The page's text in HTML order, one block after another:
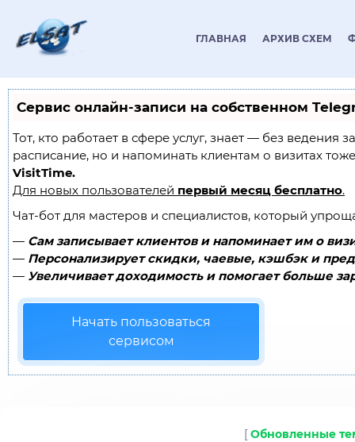
ГЛАВНАЯ АРХИВ СХЕМ
Сервис онлайн-записи на собственном
Тот, кто работает в сфере услуг, знает — без ведения
расписание, но и напоминать клиентам о визитах
VisitTime.
Для новых пользователей первый месяц бесплатно.
Чат-бот для мастеров и специалистов, который
— Сам записывает клиентов и напоминает им о
— Персонализирует скидки, чаевые, кэшбэк и
— Увеличивает доходимость и помогает больше
Начать пользоваться
сервисом
[ Обновленные